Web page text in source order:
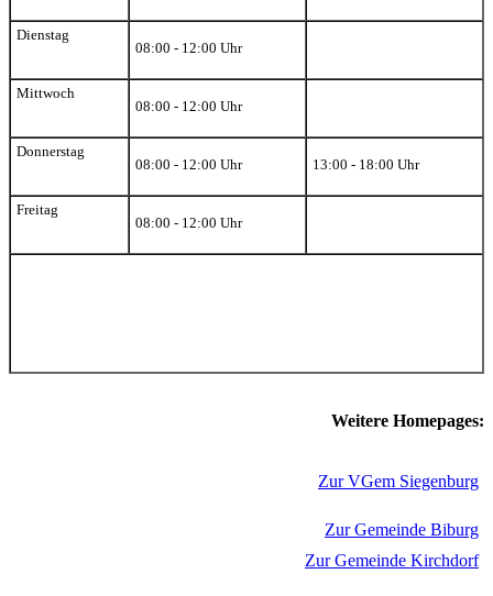
Dienstag
08:00 - 12:00 Uhr
Mittwoch
08:00 - 12:00 Uhr
Donnerstag
08:00 - 12:00 Uhr
13:00 - 18:00 Uhr
Freitag
08:00 - 12:00 Uhr
Weitere Homepages:
Zur VGem Siegenburg
Zur Gemeinde Biburg
Zur Gemeinde Kirchdorf